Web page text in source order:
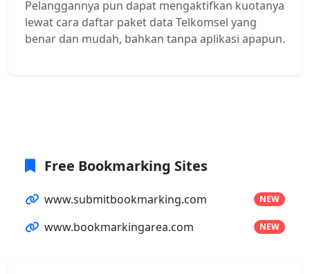
Pelanggannya pun dapat mengaktifkan kuotanya
lewat cara daftar paket data Telkomsel yang
benar dan mudah, bahkan tanpa aplikasi apapun.
Free Bookmarking Sites
www.submitbookmarking.com NEW
www.bookmarkingarea.com NEW